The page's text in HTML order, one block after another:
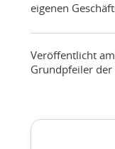
eigenen
Veröffentlicht
Grundpfeiler der